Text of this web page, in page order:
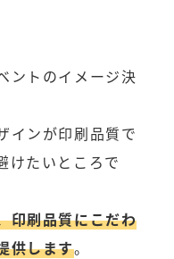
ントのイメージ決
インが印刷品質で
けたいところで
印刷品質にこだわ
供します。